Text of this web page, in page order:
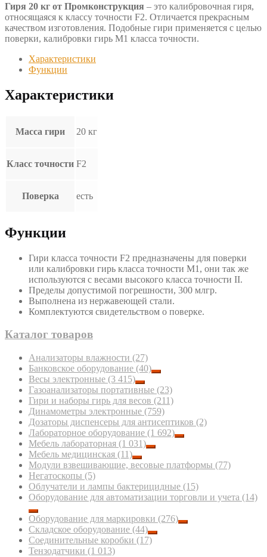
Гиря 20 кг от Промконструкция – это калибровочная гиря,
относящаяся к классу точности F2. Отличается прекрасным
качеством изготовления. Подобные гири применяется с целью
поверки, калибровки гирь М1 класса точности.
Характеристики
Функции
Характеристики
Масса гири 20 кг
Класс точности F2
Поверка есть
Функции
Гири класса точности F2 предназначены для поверки
или калибровки гирь класса точности М1, они так же
используются с весами высокого класса точности II.
Пределы допустимой погрешности, 300 млгр.
Выполнена из нержавеющей стали.
Комплектуются свидетельством о поверке.
Каталог товаров
Анализаторы влажности (27)
Банковское оборудование (40)
Весы электронные (3 415)
Газоанализаторы портативные (23)
Гири и наборы гирь для весов (211)
Динамометры электронные (759)
Дозаторы диспенсеры для антисептиков (2)
Лабораторное оборудование (1 692)
Мебель лабораторная (1 031)
Мебель медицинская (11)
Модули взвешивающие, весовые платформы (77)
Негатоскопы (5)
Облучатели и лампы бактерицидные (15)
Оборудование для автоматизации торговли и учета (14)
Оборудование для маркировки (276)
Складское оборудование (44)
Соединительные коробки (17)
Тензодатчики (1 013)